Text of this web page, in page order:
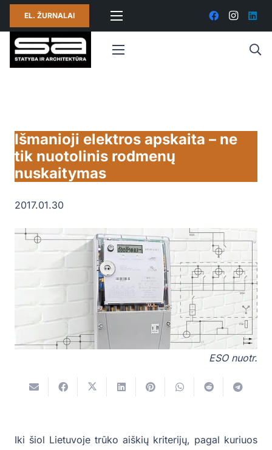
EL. ŽURNALAI
Išmanioji elektros apskaita – ne
tik nuotolinis rodmenų
nuskaitymas
2017.01.30
ESO nuotr.
Iki šiol Lietuvoje trūko aiškių kriterijų, pagal kuriuos